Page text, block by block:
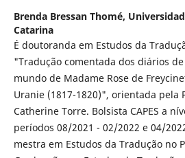
Brenda Bressan Thomé,
Catarina
É doutoranda em Estudos da
"Tradução comentada dos diários
mundo de Madame Rose de
Uranie (1817-1820)", orientada pela
Catherine Torre. Bolsista CAPES a
períodos 08/2021 - 02/2022 e 04/
mestra em Estudos da Tradução no